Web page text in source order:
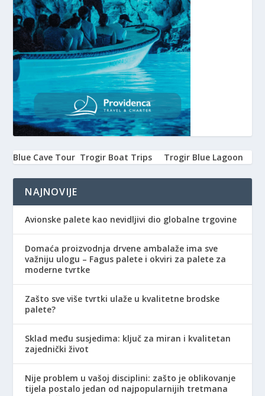
Blue Cave Tour Trogir Boat Trips Trogir Blue Lagoon
NAJNOVIJE
Avionske palete kao nevidljivi dio globalne trgovine
Domaća proizvodnja drvene ambalaže ima sve
važniju ulogu – Fagus palete i okviri za palete za
moderne tvrtke
Zašto sve više tvrtki ulaže u kvalitetne brodske
palete?
Sklad među susjedima: ključ za miran i kvalitetan
zajednički život
Nije problem u vašoj disciplini: zašto je oblikovanje
tijela postalo jedan od najpopularnijih tretmana